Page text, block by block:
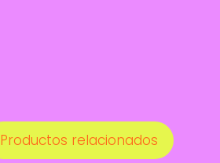
Productos relacionados